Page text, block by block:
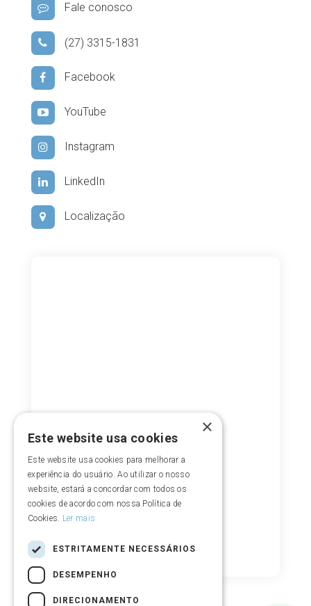
Fale conosco
(27) 3315-1831
Facebook
YouTube
Instagram
LinkedIn
Localização
×
Este website usa cookies
Este website usa cookies para melhorar a
experiência do usuário. Ao utilizar o nosso
website, estará a concordar com todos os
cookies de acordo com nossa Política de
Cookies. Ler mais
ESTRITAMENTE NECESSÁRIOS
DESEMPENHO
DIRECIONAMENTO